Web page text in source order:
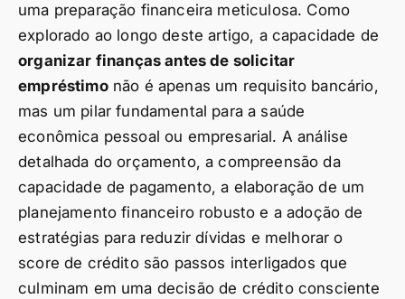
uma preparação financeira meticulosa. Como
explorado ao longo deste artigo, a capacidade de
organizar finanças antes de solicitar
empréstimonão é apenas um requisito bancário,
mas um pilar fundamental para a saúde
econômica pessoal ou empresarial. A análise
detalhada do orçamento, a compreensão da
capacidade de pagamento, a elaboração de um
planejamento financeiro robusto e a adoção de
estratégias para reduzir dívidas e melhorar o
score de crédito são passos interligados que
culminam em uma decisão de crédito consciente